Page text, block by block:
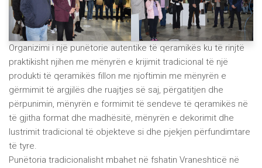
Organizimi i një punëtorie autentike të qeramikës ku të rinjtë
praktikisht njihen me mënyrën e krijimit tradicional të një
produkti të qeramikës fillon me njoftimin me mënyrën e
gërmimit të argjilës dhe ruajtjes së saj, përgatitjen dhe
përpunimin, mënyrën e formimit të sendeve të qeramikës në
të gjitha format dhe madhësitë, mënyrën e dekorimit dhe
lustrimit tradicional të objekteve si dhe pjekjen përfundimtare
të tyre.
Punëtoria tradicionalisht mbahet në fshatin Vraneshticë në